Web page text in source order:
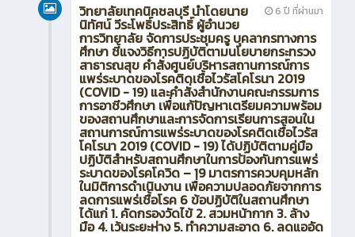
6 ปี ที่ผ่านมา
วิทยาลัยเทคนิคชลบุรี นำโดยนาย
นิทัศน์ วีระโพธิ์ประสิทธิ์ ผู้อำนวย
การวิทยาลัย จัดการประชุมครู บุคลากรทางการ
ศึกษา ชี้แจงวิธีการปฏิบัติตามนโยบายกระทรวง
สาธารณสุข คำสั่งศูนย์บริหารสถานการณ์การ
แพร่ระบาดของโรคติดเชื้อไวรัสโคโรนา 2019
(COVID - 19) และคำสั่งสำนักงานคณะกรรมการ
การอาชีวศึกษา เพื่อแก้ปัญหาเตรียมความพร้อม
ของสถานศึกษาและการจัดการเรียนการสอนใน
สถานการณ์การแพร่ระบาดของโรคติดเชื้อไวรัส
โคโรนา 2019 (COVID - 19) ได้ปฏิบัติตามคู่มือ
ปฏิบัติสำหรับสถานศึกษาในการป้องกันการแพร่
ระบาดของโรคโควิด – 19 มาตรการควบคุมหลัก
ในมิติการดำเนินงาน เพื่อความปลอดภัยจากการ
ลดการแพร่เชื้อโรค 6 ข้อปฏิบัติในสถานศึกษา
ได้แก่ 1. คัดกรองวัดไข้ 2. สวมหน้ากาก 3. ล้าง
มือ 4. เว้นระยะห่าง 5. ทำความสะอาด 6. ลดแออัด